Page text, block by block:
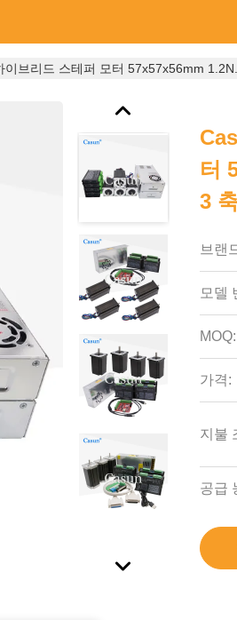
브리드 스테퍼 모터 57x57x56mm
터
3
브랜
모델
MOQ:
가격:
지불
공급